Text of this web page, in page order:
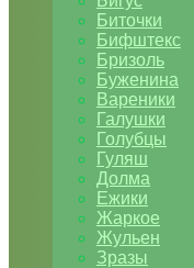
Биточки
Бифштекс
Бризоль
Буженина
Вареники
Галушки
Голубцы
Гуляш
Долма
Ежики
Жаркое
Жульен
Зразы